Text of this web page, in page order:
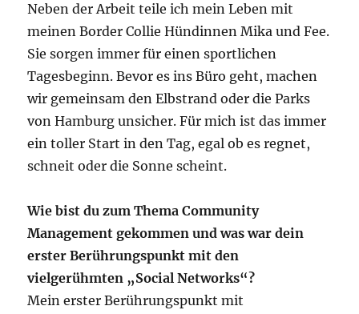
Neben der Arbeit teile ich mein Leben mit
meinen Border Collie Hündinnen Mika und Fee.
Sie sorgen immer für einen sportlichen
Tagesbeginn. Bevor es ins Büro geht, machen
wir gemeinsam den Elbstrand oder die Parks
von Hamburg unsicher. Für mich ist das immer
ein toller Start in den Tag, egal ob es regnet,
schneit oder die Sonne scheint.
Wie bist du zum Thema Community
Management gekommen und was war dein
erster Berührungspunkt mit den
vielgerühmten „Social Networks“?
Mein erster Berührungspunkt mit